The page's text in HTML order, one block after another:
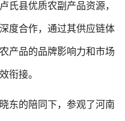
氏县优质农副产品资源，
度合作，通过其供应链体
产品的品牌影响力和市场
衔接。
的陪同下，参观了河南